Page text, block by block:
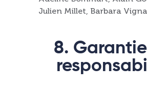
Julien Millet, Barbara
8.